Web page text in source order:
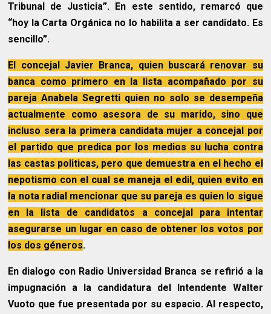
Tribunal de Justicia”. En este sentido, remarcó que
“hoy la Carta Orgánica no lo habilita a ser candidato. Es
sencillo”.
El concejal Javier Branca, quien buscará renovar su
banca como primero en la lista acompañado por su
pareja Anabela Segretti quien no solo se desempeña
actualmente como asesora de su marido, sino que
incluso sera la primera candidata mujer a concejal por
el partido que predica por los medios su lucha contra
las castas politicas, pero que demuestra en el hecho el
nepotismo con el cual se maneja el edil, quien evito en
la nota radial mencionar que su pareja es quien lo sigue
en la lista de candidatos a concejal para intentar
asegurarse un lugar en caso de obtener los votos por
los dos géneros.
En dialogo con Radio Universidad Branca se refirió a la
impugnación a la candidatura del Intendente Walter
Vuoto que fue presentada por su espacio. Al respecto,